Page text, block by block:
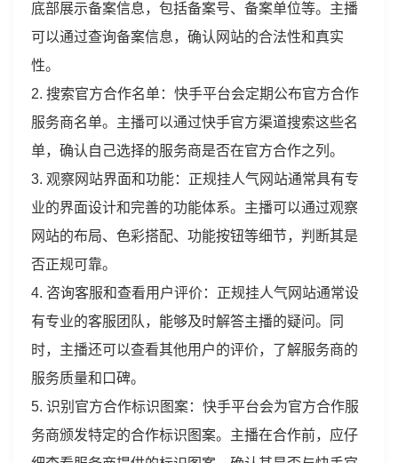
底部展示备案信息，包括备案号、备案单位等。主播
可以通过查询备案信息，确认网站的合法性和真实
性。
2. 搜索官方合作名单：快手平台会定期公布官方合作
服务商名单。主播可以通过快手官方渠道搜索这些名
单，确认自己选择的服务商是否在官方合作之列。
3. 观察网站界面和功能：正规挂人气网站通常具有专
业的界面设计和完善的功能体系。主播可以通过观察
网站的布局、色彩搭配、功能按钮等细节，判断其是
否正规可靠。
4. 咨询客服和查看用户评价：正规挂人气网站通常设
有专业的客服团队，能够及时解答主播的疑问。同
时，主播还可以查看其他用户的评价，了解服务商的
服务质量和口碑。
5. 识别官方合作标识图案：快手平台会为官方合作服
务商颁发特定的合作标识图案。主播在合作前，应仔